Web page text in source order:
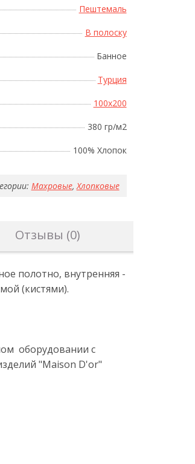
Пештемаль
В полоску
Банное
Турция
100x200
380 гр/м2
100% Хлопок
Махровые,Хлопковые
Отзывы (0)
полотно, внутренняя -
(кистями).
оборудовании с
"Maison D'or"